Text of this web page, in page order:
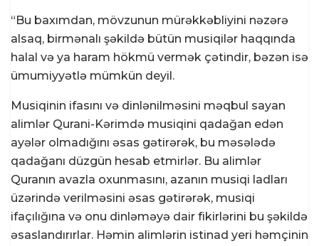
“Bu baxımdan, mövzunun mürəkkəbliyini nəzərə
alsaq, birmənalı şəkildə bütün musiqilər haqqında
halal və ya haram hökmü vermək çətindir, bəzən isə
ümumiyyətlə mümkün deyil.
Musiqinin ifasını və dinlənilməsini məqbul sayan
alimlər Qurani-Kərimdə musiqini qadağan edən
ayələr olmadığını əsas gətirərək, bu məsələdə
qadağanı düzgün hesab etmirlər. Bu alimlər
Quranın avazla oxunmasını, azanın musiqi ladları
üzərində verilməsini əsas gətirərək, musiqi
ifaçılığına və onu dinləməyə dair fikirlərini bu şəkildə
əsaslandırırlar. Həmin alimlərin istinad yeri həmçinin